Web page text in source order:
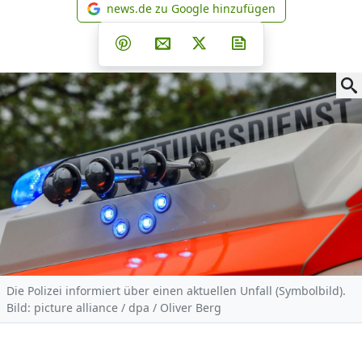
news.de zu Google
news.de zu Google hinzufügen
Teilen auf Facebook
Teilen auf Whatsapp
Teilen auf Telegram
Teilen auf Pinterest
Per E-Mail teilen
Post auf X
Die Polizei informiert über einen aktuellen Unfall (Symbolbild).
Bild: picture alliance / dpa / Oliver Berg